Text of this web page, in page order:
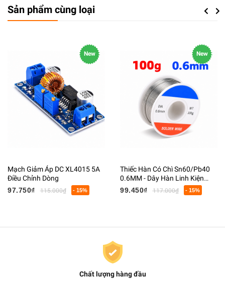
Sản phẩm cùng loại Previous
New
Mạch Giảm Áp DC XL4015 5A
Điều Chỉnh Dòng
97.750₫
115.000₫ - 15%
New
Thiếc Hàn Có Chì Sn60/Pb40
0.6MM - Dây Hàn Linh Kiện
Điện Tử Có Lõi Flux
99.450₫ 117.000₫ - 15%
Next
Chất lượng hàng đầu